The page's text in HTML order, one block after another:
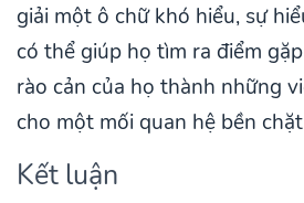
giải một ô chữ khó hiểu, sự
có thể giúp họ tìm ra điểm
rào cản của họ thành những
cho một mối quan hệ bền
Kết luận